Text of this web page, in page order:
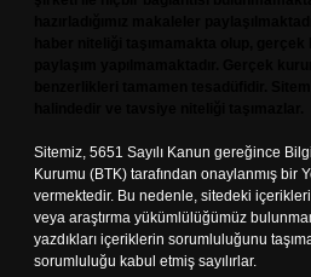
Sitemiz, 5651 Sayılı Kanun gereğince
Kurumu (BTK) tarafından onaylanmış bir
vermektedir. Bu nedenle, sitedeki
veya araştırma yükümlülüğümüz
yazdıkları içeriklerin sorumluluğunu
sorumluluğu kabul etmiş sayılırlar.